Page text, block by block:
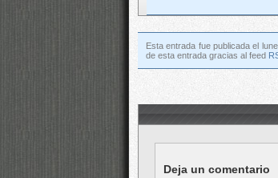
Esta entrada fue publicada el
de esta entrada gracias al feed
Deja un comentario